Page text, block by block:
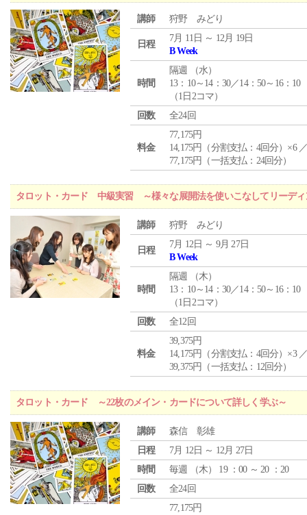
講師 狩野 みどり
日程
7月 11日 ～ 12月 19日
B Week
時間
隔週 （水）
13：10～14：30／14：50～16：10
（1日2コマ）
回数
全24回
料金
77,175円
14,175円（分割支払：4回分）×6
77,175円（一括支払：24回分）
タロット・カード 中級実習 ～様々な展開法を使いこなしてリーディ
講師 狩野 みどり
日程
7月 12日 ～ 9月 27日
B Week
時間
隔週 （木）
13：10～14：30／14：50～16：10
（1日2コマ）
回数
全12回
料金
39,375円
14,175円（分割支払：4回分）×3
39,375円（一括支払：12回分）
タロット・カード ～22枚のメイン・カードについて詳しく学ぶ～
講師
森信 彰雄
日程
7月 12日 ～ 12月 27日
時間
毎週 （木） 19 ：00 ～ 20 ：20
回数
全24回
77,175円